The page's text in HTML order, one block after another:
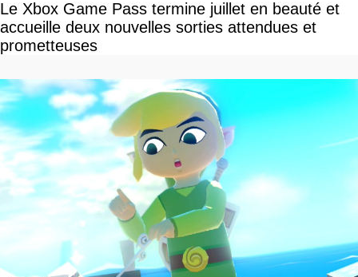
Le Xbox Game Pass termine juillet en beauté et
accueille deux nouvelles sorties attendues et
prometteuses